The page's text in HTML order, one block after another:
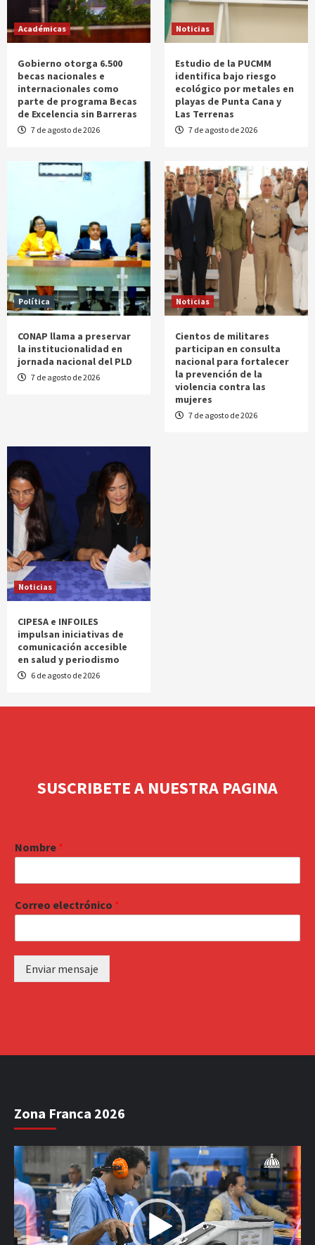
Académicas
Gobierno otorga 6.500
becas nacionales e
internacionales como
parte de programa Becas
de Excelencia sin Barreras
7 de agosto de 2026
Noticias
Estudio de la PUCMM
identifica bajo riesgo
ecológico por metales en
playas de Punta Cana y
Las Terrenas
7 de agosto de 2026
Política
CONAP llama a preservar
la institucionalidad en
jornada nacional del PLD
7 de agosto de 2026
Noticias
Cientos de militares
participan en consulta
nacional para fortalecer
la prevención de la
violencia contra las
mujeres
7 de agosto de 2026
Noticias
CIPESA e INFOILES
impulsan iniciativas de
comunicación accesible
en salud y periodismo
6 de agosto de 2026
SUSCRIBETE A NUESTRA PAGINA
Nombre *
Correo electrónico *
Enviar mensaje
Zona Franca 2026
Reproductor
de
vídeo